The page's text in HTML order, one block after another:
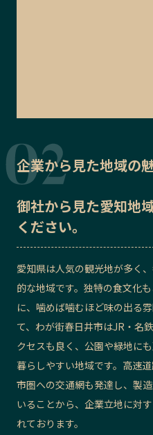
企業から見た地域の
御社から見た愛知地
ください。
愛知県は人気の観光地が多く
的な地域です。独特の食文化
に、噛めば噛むほど味の出る
て、わが街春日井市はJR・名
クセスも良く、公園や緑地に
暮らしやすい地域です。高速
市圏への交通網も発達し、製
いることから、企業立地に対
れております。